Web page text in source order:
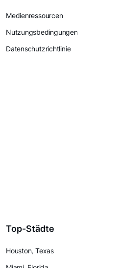
Medienressourcen
Nutzungsbedingungen
Datenschutzrichtlinie
Top-Städte
Houston, Texas